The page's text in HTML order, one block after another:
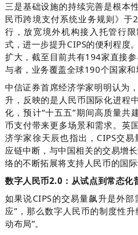
三是基础设施的持续完善是根本
民币跨境支付系统业务规则》
行，放宽境外机构接入托管行
式，进一步提升CIPS的便利程度
扩大，截至目前共有194家直接
与者，业务覆盖全球190个国家和
中信证券首席经济学家明明认为
升，反映的是人民币国际化进程
化，预计“十五五”期间高质量共
币支付带来更多场景和需求。英
济学家徐天辰也指出，CIPS交
应链中断，与中国相关的交易增
络的不断拓展将支持人民币的国际
数字人民币2.0：从试点到常态化
如果说CIPS的交易量飙升是外部
应”，那么数字人民币的制度性
动布局”。